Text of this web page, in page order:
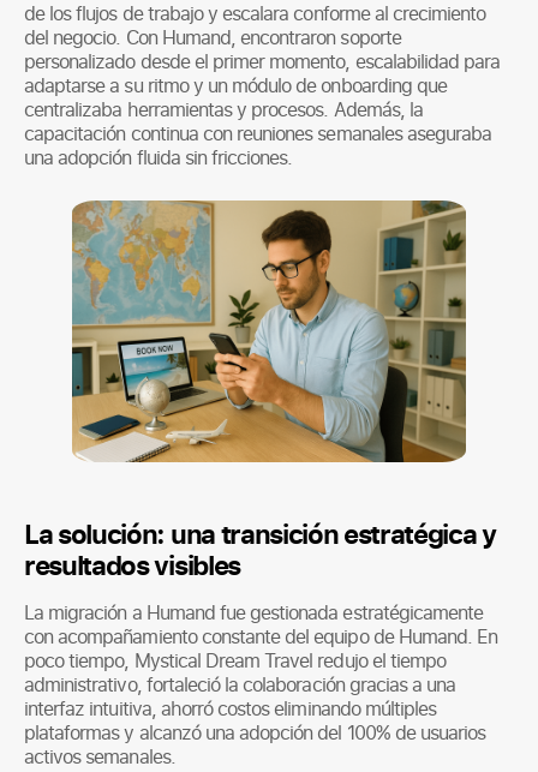
de los flujos de trabajo y escalara conforme al crecimiento
del negocio. Con Humand, encontraron soporte
personalizado desde el primer momento, escalabilidad para
adaptarse a su ritmo y un módulo de onboarding que
centralizaba herramientas y procesos. Además, la
capacitación continua con reuniones semanales aseguraba
una adopción fluida sin fricciones.
La solución: una transición estratégica y
resultados visibles
La migración a Humand fue gestionada estratégicamente
con acompañamiento constante del equipo de Humand. En
poco tiempo, Mystical Dream Travel redujo el tiempo
administrativo, fortaleció la colaboración gracias a una
interfaz intuitiva, ahorró costos eliminando múltiples
plataformas y alcanzó una adopción del 100% de usuarios
activos semanales.